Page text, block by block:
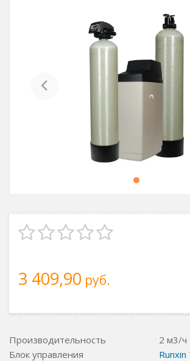
Previous
3 409,90 руб.
Производительность
2 м3/ч
Блок управления
Runxin